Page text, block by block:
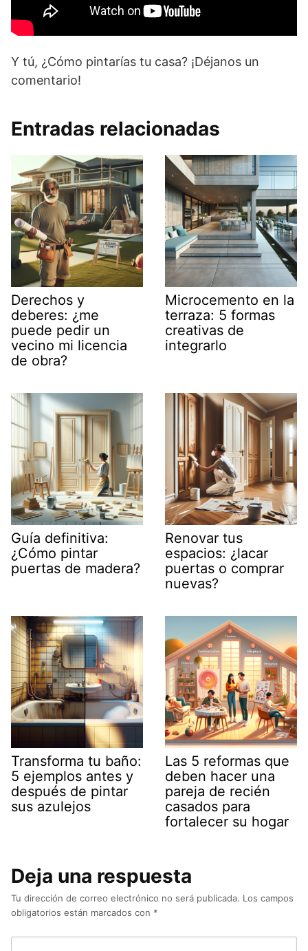
Y tú, ¿Cómo pintarías tu casa? ¡Déjanos un
comentario!
Entradas relacionadas
Derechos y
deberes: ¿me
puede pedir un
vecino mi licencia
de obra?
Microcemento en la
terraza: 5 formas
creativas de
integrarlo
Guía definitiva:
¿Cómo pintar
puertas de madera?
Renovar tus
espacios: ¿lacar
puertas o comprar
nuevas?
Transforma tu baño:
5 ejemplos antes y
después de pintar
sus azulejos
Las 5 reformas que
deben hacer una
pareja de recién
casados para
fortalecer su hogar
Deja una respuesta
Tu dirección de correo electrónico no será publicada. Los campos
obligatorios están marcados con *